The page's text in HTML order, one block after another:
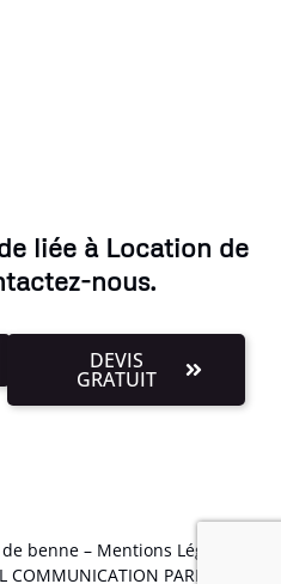
liée à Location de
nous.
DEVIS
GRATUIT
benne – Mentions Légales
PARIS